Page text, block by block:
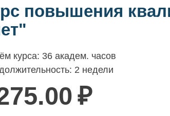
повышения
курса: 36 академ. часов
2 недели
₽